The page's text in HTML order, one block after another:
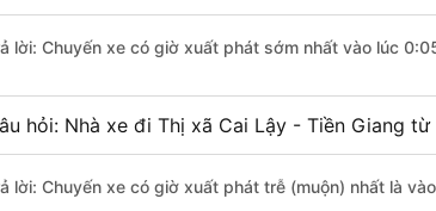
lời: Chuyến xe có giờ xuất phát sớm nhất vào lúc
hỏi: Nhà xe đi Thị xã Cai Lậy - Tiền Giang
lời: Chuyến xe có giờ xuất phát trễ (muộn) nhất là